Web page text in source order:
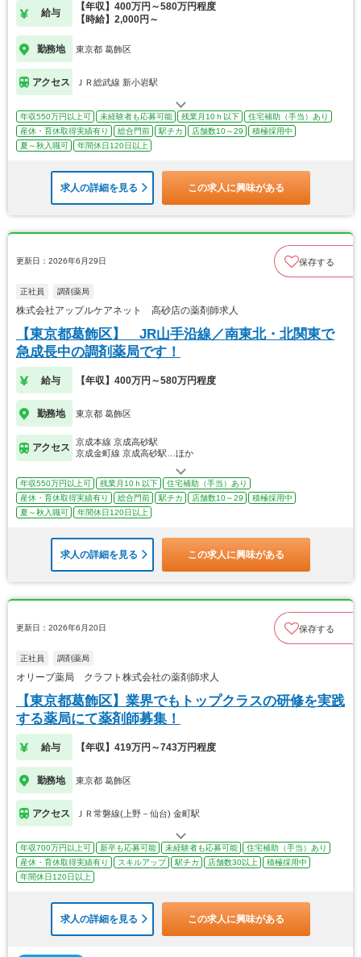
給与
【年収】400万円～580万円程度
【時給】2,000円～
勤務地 東京都 葛飾区
アクセス ＪＲ総武線 新小岩駅
年収550万円以上可 未経験者も応募可能 残業月10ｈ以下
住宅補助（手当）あり
産休・育休取得実績有り
総合門前 駅チカ 店舗数10～29
積極採用中
夏～秋入職可
年間休日120日以上
求人の詳細を見る この求人に興味がある
更新日：2026年6月29日 保存する
正社員 調剤薬局
株式会社アップルケアネット 高砂店の薬剤師求人
【東京都葛飾区】 JR山手沿線／南東北・北関東で
急成長中の調剤薬局です！
給与 【年収】400万円～580万円程度
勤務地 東京都 葛飾区
アクセス
京成本線 京成高砂駅
京成金町線 京成高砂駅…ほか
年収550万円以上可 残業月10ｈ以下
住宅補助（手当）あり
産休・育休取得実績有り
総合門前 駅チカ 店舗数10～29
積極採用中
夏～秋入職可
年間休日120日以上
求人の詳細を見る この求人に興味がある
更新日：2026年6月20日 保存する
正社員 調剤薬局
オリーブ薬局 クラフト株式会社の薬剤師求人
【東京都葛飾区】業界でもトップクラスの研修を実践
する薬局にて薬剤師募集！
給与 【年収】419万円～743万円程度
勤務地 東京都 葛飾区
アクセス ＪＲ常磐線(上野－仙台) 金町駅
年収700万円以上可 新卒も応募可能 未経験者も応募可能
住宅補助（手当）あり
産休・育休取得実績有り
スキルアップ 駅チカ 店舗数30以上
積極採用中
年間休日120日以上
求人の詳細を見る この求人に興味がある